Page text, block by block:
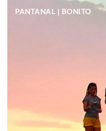
PANTANAL | BONITO